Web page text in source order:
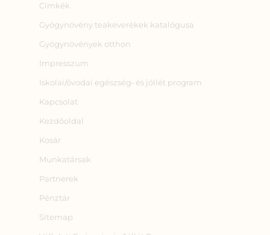
Címkék
Gyógynövény teakeverékek katalógusa
Gyógynövények otthon
Impresszum
Iskolai/óvodai egészség‑ és jóllét program
Kapcsolat
Kezdőoldal
Kosár
Munkatársak
Partnerek
Pénztár
Sitemap